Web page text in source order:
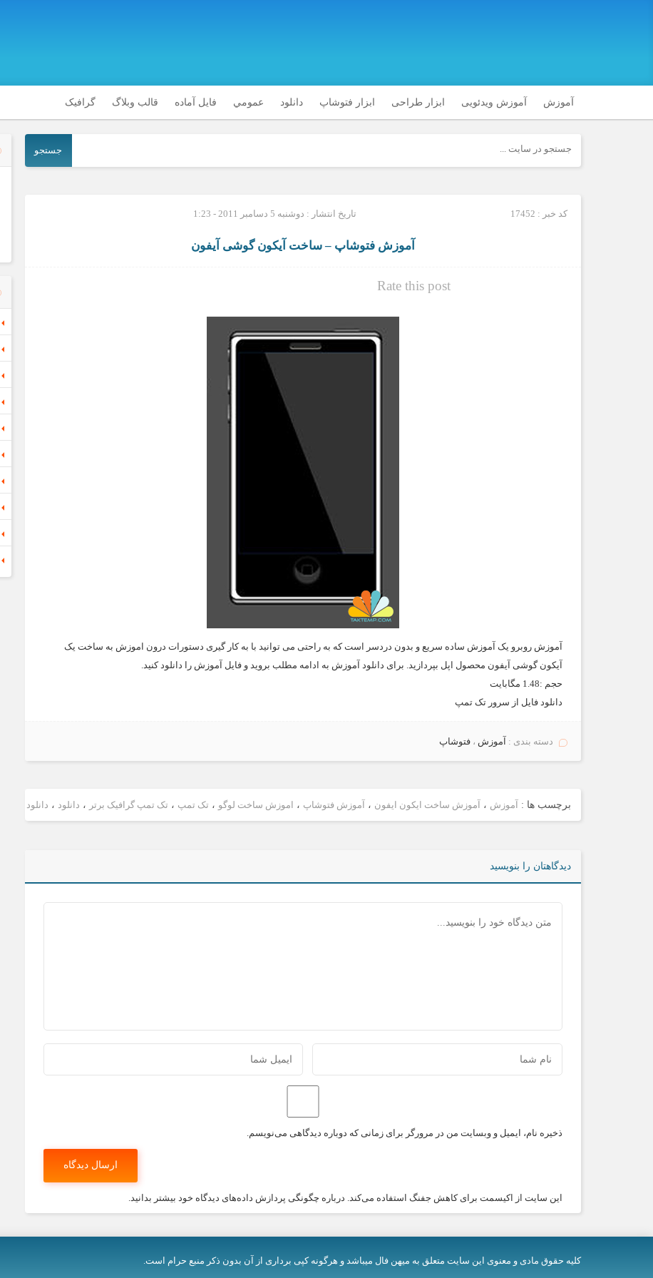
آموزش آموزش ویدئویی ابزار طراحی ابزار فتوشاپ دانلود عمومي فایل آماده قالب وبلاگ گرافیک
جستجو
کد خبر : 17452 تاریخ انتشار : دوشنبه 5 دسامبر 2011 - 1:23
آموزش فتوشاپ – ساخت آیکون گوشی آیفون
Rate this post
آموزش روبرو یک آموزش ساده سریع و بدون دردسر است که به راحتی می توانید با به کار گیری دستورات درون اموزش به ساخت یک
آیکون گوشی آیفون محصول اپل بپردازید. برای دانلود آموزش به ادامه مطلب بروید و فایل آموزش را دانلود کنید.
حجم :1.48 مگابایت
دانلود فایل از سرور تک تمپ
دسته بندی : آموزش ،فتوشاپ
برچسب ها : آموزش ، آموزش ساخت ایکون ایفون ، آموزش فتوشاپ ، اموزش ساخت لوگو ، تک تمپ ، تک تمپ گرافیک برتر ، دانلود ، دانلود اموزش
دیدگاهتان را بنویسید
ذخیره نام، ایمیل و وبسایت من در مرورگر برای زمانی که دوباره دیدگاهی می‌نویسم.
این سایت از اکیسمت برای کاهش جفنگ استفاده می‌کند. درباره چگونگی پردازش داده‌های دیدگاه خود بیشتر بدانید.
کلیه حقوق مادی و معنوی اين سایت متعلق به میهن فال میباشد و هرگونه کپی برداری از آن بدون ذکر منبع حرام است.